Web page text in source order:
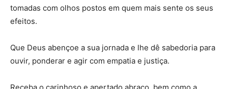
tomadas com olhos postos em quem mais sente os seus
efeitos.
Que Deus abençoe a sua jornada e lhe dê sabedoria para
ouvir, ponderar e agir com empatia e justiça.